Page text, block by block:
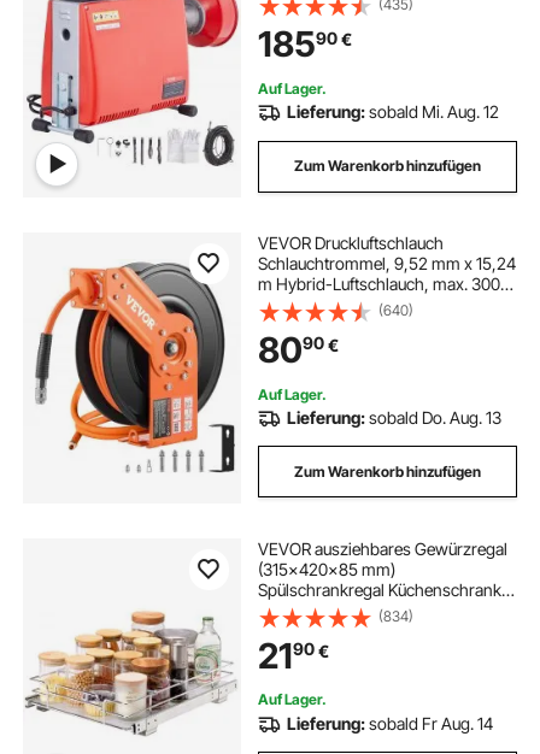
Stahlseile für Rohre von 4-10 cm,
mit 7 Schnellwechsel-
Rohrschneidern für Wohnungen,
Büros und öffentlichen Räumen
(435)
18590€
Auf Lager.
Lieferung:sobald Mi. Aug. 12
Zum Warenkorb hinzufügen
VEVOR Druckluftschlauch
Schlauchtrommel, 9,52 mm x 15,24
m Hybrid-Luftschlauch, max. 300
PSI, Schlauchaufroller mit
automatischem Aufrollen &
Zuleitung, für
Decken-/Wandmontage & 180°
Schwenkhalterung
(640)
8090€
Auf Lager.
Lieferung:sobald Do. Aug. 13
Zum Warenkorb hinzufügen
VEVOR ausziehbares Gewürzregal
(315x420x85 mm)
Spülschrankregal Küchenschrank,
Schiebeschublade Waschbecken
Gewürzregal Schrank Organizer
Unterschrankregal 345x450x185
mm (Einbaumaße)
(834)
2190€
Auf Lager.
Lieferung:sobald Fr Aug. 14